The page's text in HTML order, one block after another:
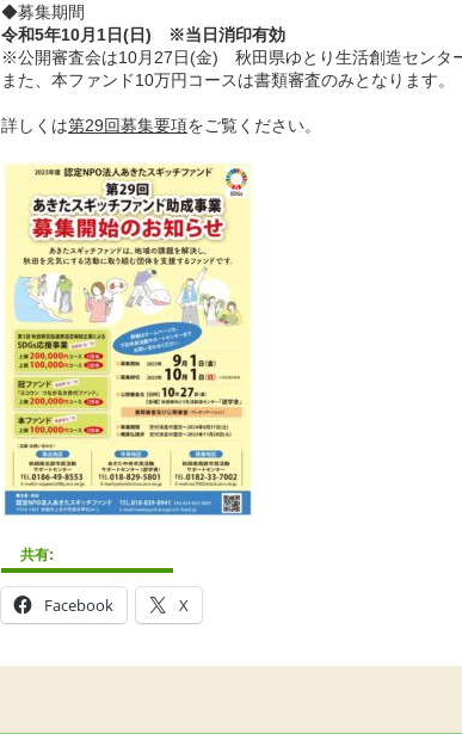
◆募集期間
令和5年10月1日(日) ※当日消印有効
※公開審査会は10月27日(金) 秋田県ゆとり生活創造センタ
また、本ファンド10万円コースは書類審査のみとなります。
詳しくは第29回募集要項をご覧ください。
共有:
Facebook X